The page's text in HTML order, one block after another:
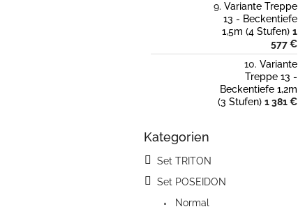
Variante Treppe
13 - Beckentiefe
1,5m (4 Stufen) 1
577 €
Variante
Treppe 13 -
Beckentiefe 1,2m
(3 Stufen) 1 381 €
Kategorien
Kategorien
Set TRITON
Set POSEIDON
Normal